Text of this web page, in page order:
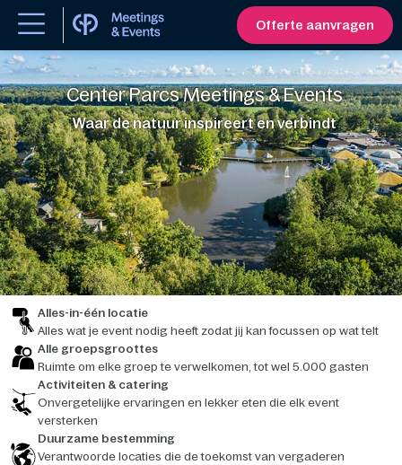
Offerte aanvragen
Center Parcs Meetings & Events
Waar de natuur inspireert en verbindt
Alles-in-één locatie
Alles wat je event nodig heeft zodat jij kan focussen op wat telt
Alle groepsgroottes
Ruimte om elke groep te verwelkomen, tot wel 5.000 gasten
Activiteiten & catering
Onvergetelijke ervaringen en lekker eten die elk event
versterken
Duurzame bestemming
Verantwoorde locaties die de toekomst van vergaderen